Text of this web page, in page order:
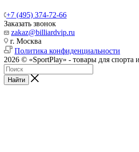
+7 (495) 374-72-66
Заказать звонок
zakaz@billiardvip.ru
г. Москва
Политика конфиденциальности
2026 © «SportPlay» - товары для спорта
Найти